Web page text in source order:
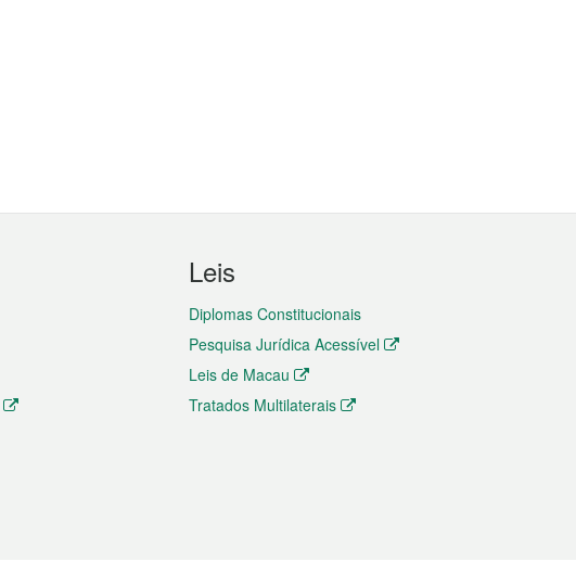
Leis
Diplomas Constitucionais
Pesquisa Jurídica Acessível
Leis de Macau
Tratados Multilaterais